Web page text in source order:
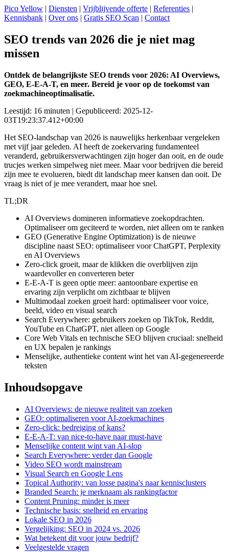
Pico Yellow | Diensten | Vrijblijvende offerte | Referenties |
Kennisbank | Over ons | Gratis SEO Scan | Contact
SEO trends van 2026 die je niet mag
missen
Ontdek de belangrijkste SEO trends voor 2026: AI Overviews,
GEO, E-E-A-T, en meer. Bereid je voor op de toekomst van
zoekmachineoptimalisatie.
Leestijd: 16 minuten | Gepubliceerd: 2025-12-
03T19:23:37.412+00:00
Het SEO-landschap van 2026 is nauwelijks herkenbaar vergeleken
met vijf jaar geleden. AI heeft de zoekervaring fundamenteel
veranderd, gebruikersverwachtingen zijn hoger dan ooit, en de oude
trucjes werken simpelweg niet meer. Maar voor bedrijven die bereid
zijn mee te evolueren, biedt dit landschap meer kansen dan ooit. De
vraag is niet of je mee verandert, maar hoe snel.
TL;DR
AI Overviews domineren informatieve zoekopdrachten.
Optimaliseer om geciteerd te worden, niet alleen om te ranken
GEO (Generative Engine Optimization) is de nieuwe
discipline naast SEO: optimaliseer voor ChatGPT, Perplexity
en AI Overviews
Zero-click groeit, maar de klikken die overblijven zijn
waardevoller en converteren beter
E-E-A-T is geen optie meer: aantoonbare expertise en
ervaring zijn verplicht om zichtbaar te blijven
Multimodaal zoeken groeit hard: optimaliseer voor voice,
beeld, video en visual search
Search Everywhere: gebruikers zoeken op TikTok, Reddit,
YouTube en ChatGPT, niet alleen op Google
Core Web Vitals en technische SEO blijven cruciaal: snelheid
en UX bepalen je rankings
Menselijke, authentieke content wint het van AI-gegenereerde
teksten
Inhoudsopgave
AI Overviews: de nieuwe realiteit van zoeken
GEO: optimaliseren voor AI-zoekmachines
Zero-click: bedreiging of kans?
E-E-A-T: van nice-to-have naar must-have
Menselijke content wint van AI-slop
Search Everywhere: verder dan Google
Video SEO wordt mainstream
Visual Search en Google Lens
Topical Authority: van losse pagina's naar kennisclusters
Branded Search: je merknaam als rankingfactor
Content Pruning: minder is meer
Technische basis: snelheid en ervaring
Lokale SEO in 2026
Vergelijking: SEO in 2024 vs. 2026
Wat betekent dit voor jouw bedrijf?
Veelgestelde vragen